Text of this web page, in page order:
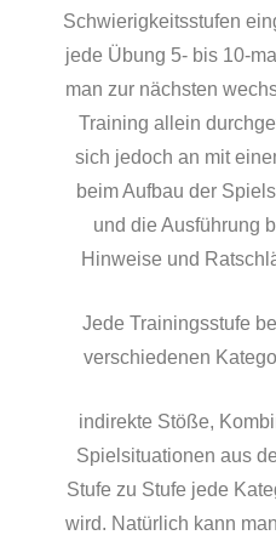
Schwierigkeitsstufen
jede Übung 5- bis 10-
man zur nächsten
Training allein
sich jedoch an mit
beim Aufbau der
und die Ausführung
Hinweise und
Jede Trainingsstufe
verschiedenen
indirekte Stöße,
Spielsituationen aus
Stufe zu Stufe jede
wird. Natürlich kann